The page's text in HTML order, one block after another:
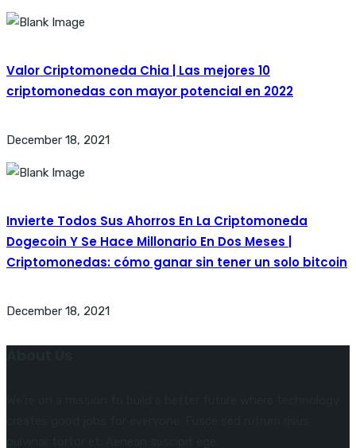
Valor Criptomoneda Chia | Las mejores 10
criptomonedas con mayor potencial en 2022
December 18, 2021
Invierte Todos Sus Ahorros En La Criptomoneda
Dogecoin Y Se Hace Millonario En Dos Meses |
Criptomonedas: cómo ganar sin tener un solo bitcoin
December 18, 2021